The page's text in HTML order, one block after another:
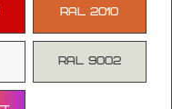
RAL 2010
RAL 9002